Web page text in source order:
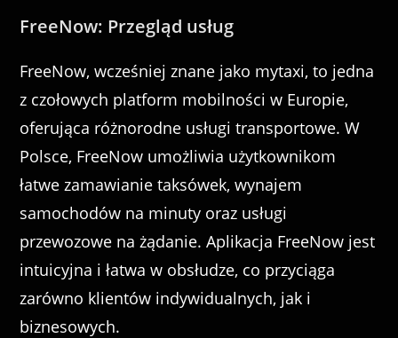
FreeNow: Przegląd usług
FreeNow, wcześniej znane jako mytaxi, to jedna
z czołowych platform mobilności w Europie,
oferująca różnorodne usługi transportowe. W
Polsce, FreeNow umożliwia użytkownikom
łatwe zamawianie taksówek, wynajem
samochodów na minuty oraz usługi
przewozowe na żądanie. Aplikacja FreeNow jest
intuicyjna i łatwa w obsłudze, co przyciąga
zarówno klientów indywidualnych, jak i
biznesowych.